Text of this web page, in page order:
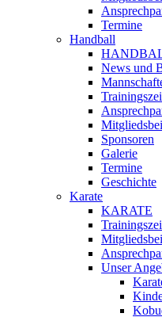
Termine
Handball
News und
Sponsoren
Galerie
Termine
Geschichte
Karate
KARATE
Unser